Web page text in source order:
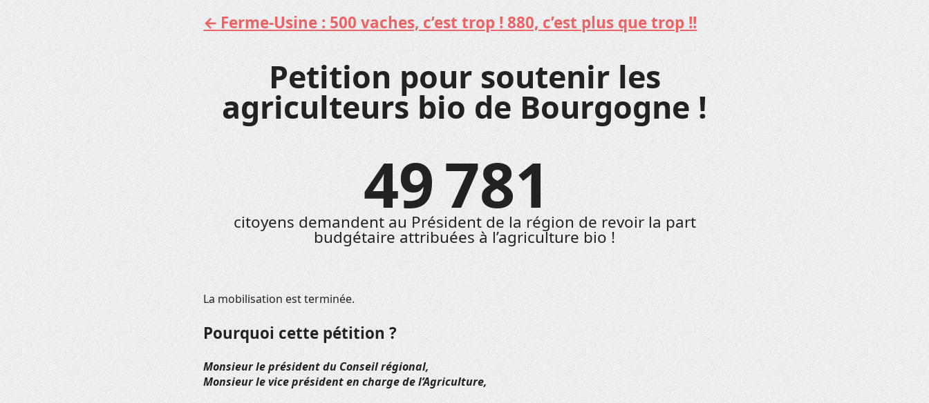
Aller
au
contenu
Ferme-Usine : 500 vaches, c’est trop ! 880, c’est plus que trop !!
Petition pour soutenir les
agriculteurs bio de Bourgogne !
49 781
citoyens demandent au Président de la région de revoir la part
budgétaire attribuées à l’agriculture bio !
La mobilisation est terminée.
Pourquoi cette pétition ?
Monsieur le président du Conseil régional,
Monsieur le vice président en charge de l’Agriculture,